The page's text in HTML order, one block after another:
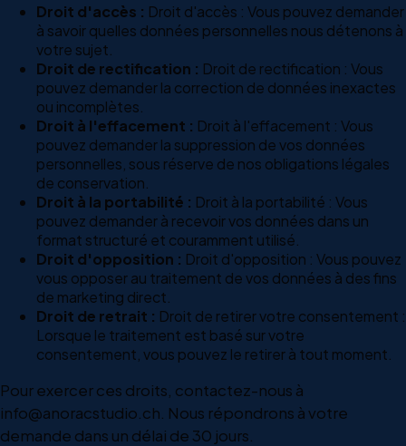
Droit d'accès : Droit d'accès : Vous pouvez demander
à savoir quelles données personnelles nous détenons à
votre sujet.
Droit de rectification : Droit de rectification : Vous
pouvez demander la correction de données inexactes
ou incomplètes.
Droit à l'effacement : Droit à l'effacement : Vous
pouvez demander la suppression de vos données
personnelles, sous réserve de nos obligations légales
de conservation.
Droit à la portabilité : Droit à la portabilité : Vous
pouvez demander à recevoir vos données dans un
format structuré et couramment utilisé.
Droit d'opposition : Droit d'opposition : Vous pouvez
vous opposer au traitement de vos données à des fins
de marketing direct.
Droit de retrait : Droit de retirer votre consentement :
Lorsque le traitement est basé sur votre
consentement, vous pouvez le retirer à tout moment.
Pour exercer ces droits, contactez-nous à
info@anoracstudio.ch. Nous répondrons à votre
demande dans un délai de 30 jours.